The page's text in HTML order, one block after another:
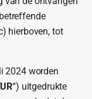
hierboven, tot
2024 worden
“) uitgedrukte